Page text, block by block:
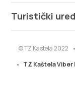
Turistički ured
© TZ Kastela 2022
TZ Kaštela Viber